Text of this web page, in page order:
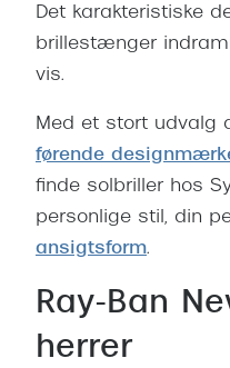
Det karakteristiske
brillestænger
vis.
Med et stort udvalg
førende
finde solbriller hos
personlige stil, din
ansigtsform.
Ray-Ban
herrer